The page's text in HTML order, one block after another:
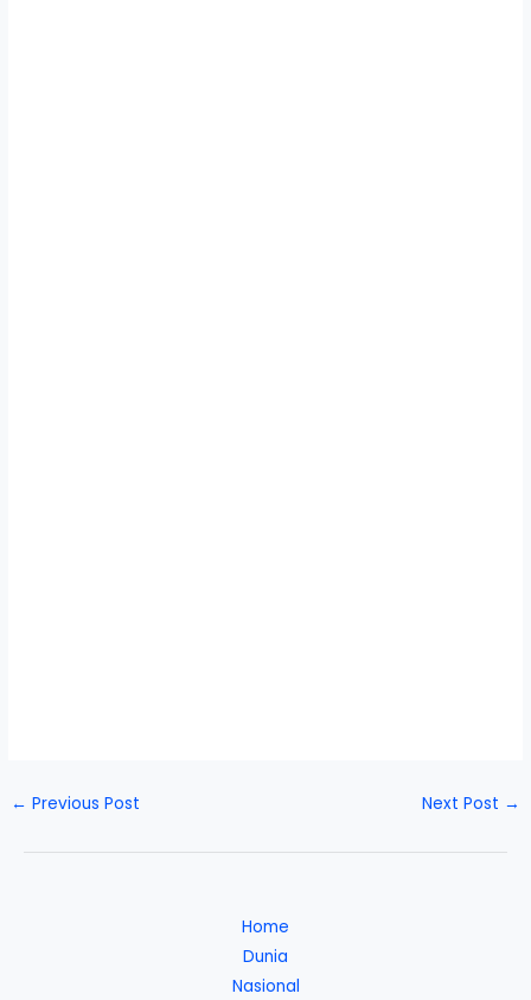
← Previous Post Next Post →
Home
Dunia
Nasional